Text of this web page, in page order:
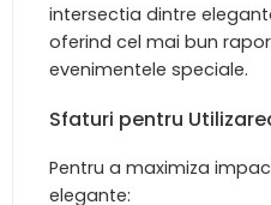
intersectia dintre
oferind cel mai bun
evenimentele speciale.
Sfaturi pentru
Pentru a maximiza
elegante: